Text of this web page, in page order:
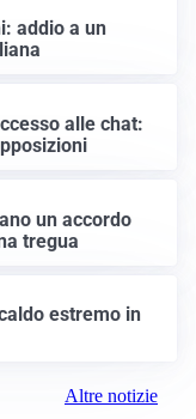
addio a un
alle chat:
un accordo
tregua
estremo in
Altre notizie